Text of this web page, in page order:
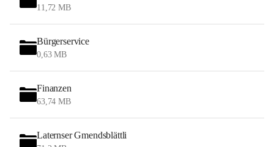
11,72 MB
Bürgerservice
0,63 MB
Finanzen
63,74 MB
Laternser Gmendsblättli